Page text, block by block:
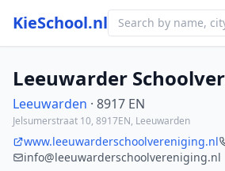
KieSchool.nl
Leeuwarder
Leeuwarden · 8917 EN
Jelsumerstraat 10, 8917EN, Leeuwarden
www.leeuwarderschoolvereniging.nl
info@leeuwarderschoolvereniging.nl